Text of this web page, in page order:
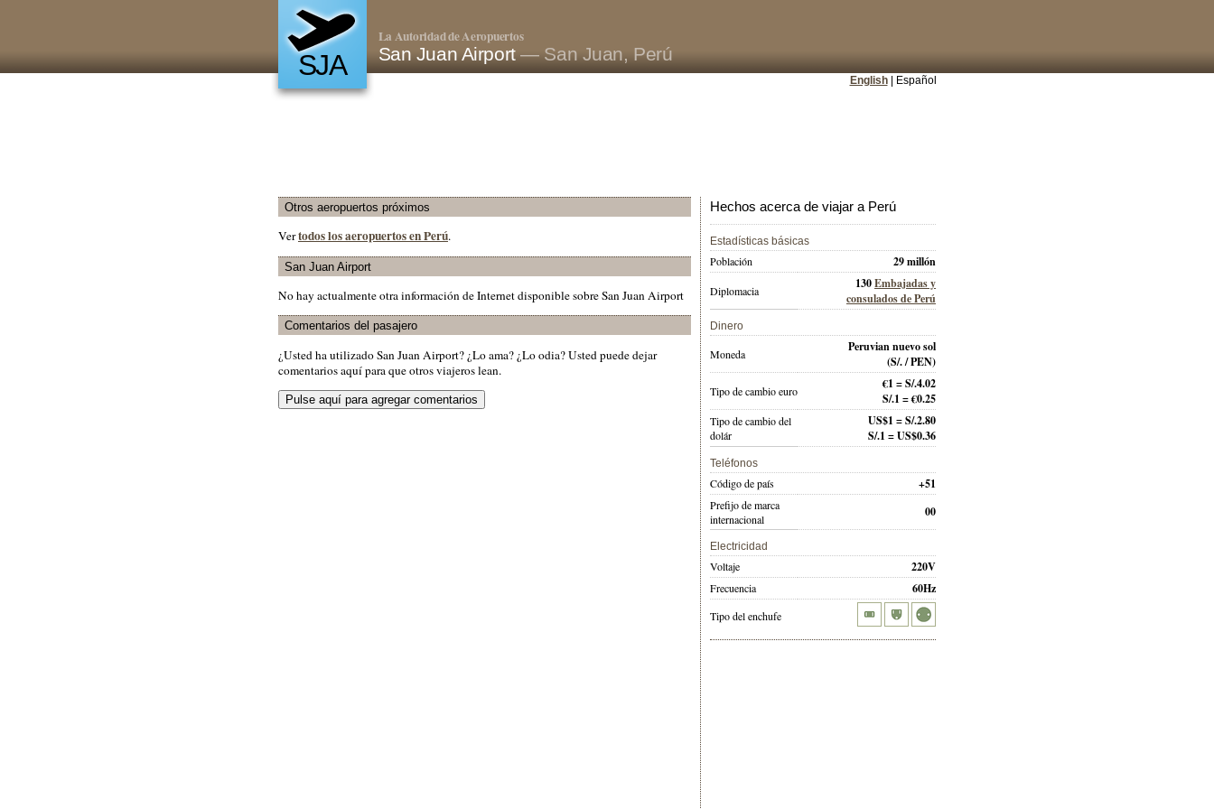
SJA
La Autoridad de Aeropuertos
San Juan Airport— San Juan, Perú
English| Español
Otros aeropuertos próximos
Vertodos los aeropuertos en Perú.
San Juan Airport
No hay actualmente otra información de Internet disponible sobre San Juan Airport
Comentarios del pasajero
¿Usted ha utilizado San Juan Airport? ¿Lo ama? ¿Lo odia? Usted puede dejar
comentarios aquí para que otros viajeros lean.
Hechos acerca de viajar a Perú
Estadísticas básicas
Población 29 millón
Diplomacia 130Embajadas y
consulados de Perú
Dinero
Moneda
Peruvian nuevo sol
(S/. / PEN)
Tipo de cambio euro
€1 = S/.4.02
S/.1 = €0.25
Tipo de cambio del
dolár
US$1 = S/.2.80
S/.1 = US$0.36
Teléfonos
Código de país +51
Prefijo de marca
internacional
00
Electricidad
Voltaje 220V
Frecuencia 60Hz
Tipo del enchufe